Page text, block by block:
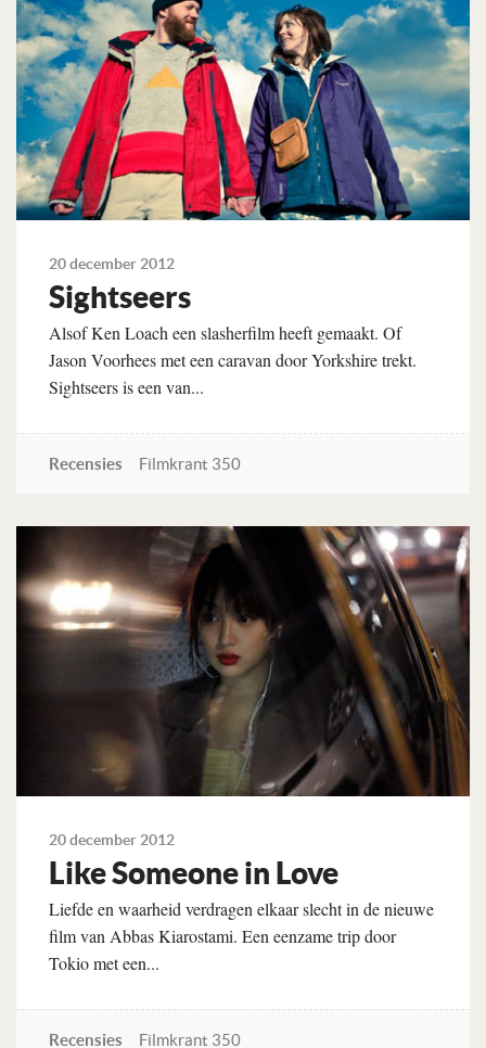
20 december 2012
Sightseers
Alsof Ken Loach een slasherfilm heeft gemaakt. Of
Jason Voorhees met een caravan door Yorkshire trekt.
Sightseers is een van...
Recensies Filmkrant 350
Lees verder
20 december 2012
Like Someone in Love
Liefde en waarheid verdragen elkaar slecht in de nieuwe
film van Abbas Kiarostami. Een eenzame trip door
Tokio met een...
Recensies Filmkrant 350